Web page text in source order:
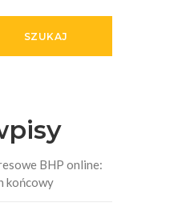
SZUKAJ
BHP online:
końcowy